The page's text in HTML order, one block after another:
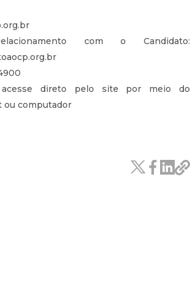
com o Candidato:
acesse direto pelo site por meio do
ou computador